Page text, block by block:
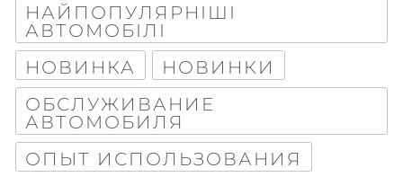
НАЙПОПУЛЯРНІШІ
АВТОМОБІЛІ
НОВИНКА
НОВИНКИ
ОБСЛУЖИВАНИЕ
АВТОМОБИЛЯ
ОПЫТ ИСПОЛЬЗОВАНИЯ